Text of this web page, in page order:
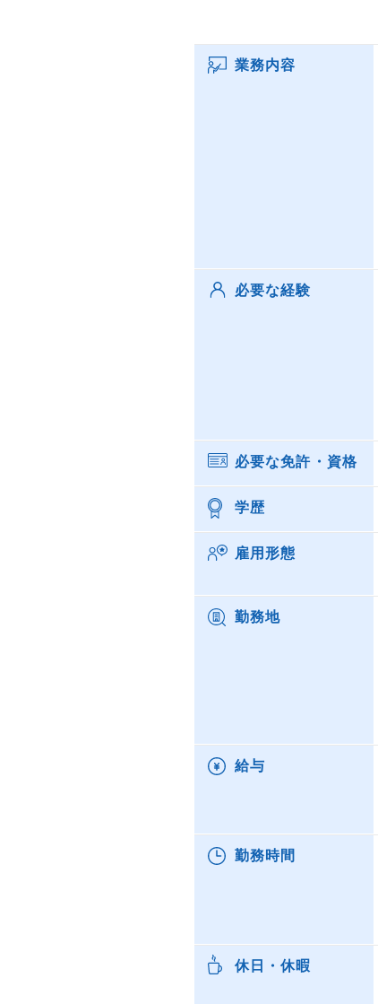
業務内容
必要な経験
必要な免許・資格
学歴
雇用形態
勤務地
給与
勤務時間
休日・休暇